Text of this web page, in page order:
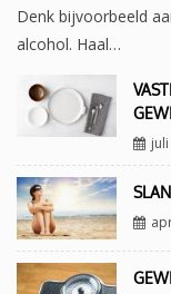
Denk bijvoorbeeld
alcohol. Haal…
juli